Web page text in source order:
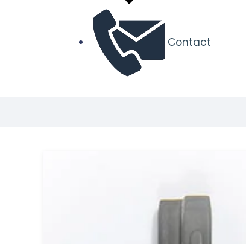
Contact